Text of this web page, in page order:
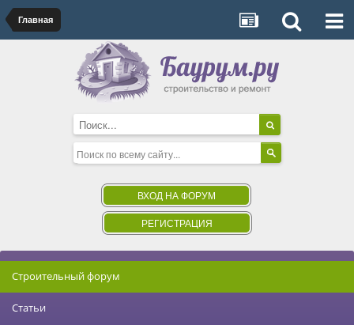
Главная
ВХОД НА ФОРУМ
РЕГИСТРАЦИЯ
Строительный форум
Статьи